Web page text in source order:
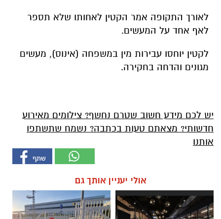
לאורך התקופה אמר הקטין לאחותו שלא תספר
לאף אחד על המעשים.
לקטין יוחסו עבירות מין במשפחה (אינוס), מעשים
מגונים והדחה בחקירה.
יש לכם מידע חשוב שטרם נחשף? צילומים מאירוע
חדשותי? מצאתם טעות בכתבה? נשמח שתשתפו
אותנו
אולי יעניין אותך גם